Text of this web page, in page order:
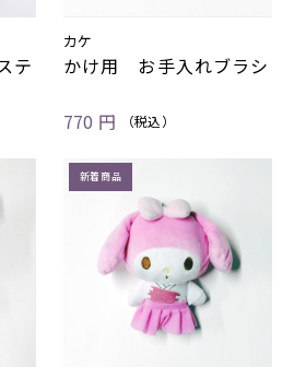
テ
カケ
かけ用 お手入れブラシ
770 円 （税込）
新着商品